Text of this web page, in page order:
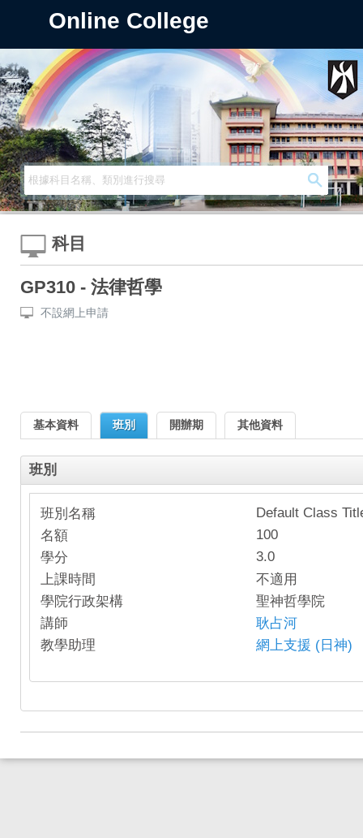
Online College
科目
GP310 - 法律哲學
不設網上申請
基本資料 班別 開辦期 其他資料
班別
班別名稱
Default Class
名額
100
學分
3.0
上課時間
不適用
學院行政架構
聖神哲學院
講師
耿占河
教學助理
網上支援 (日神)